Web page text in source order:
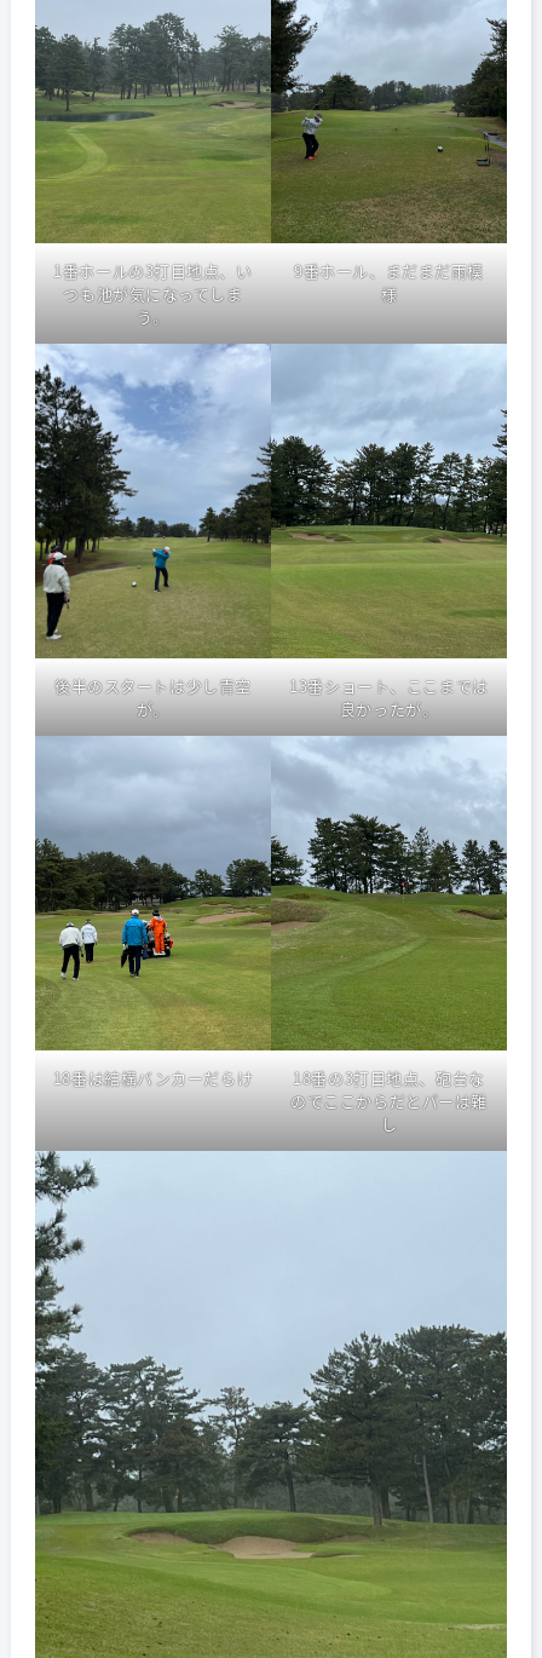
1番ホールの3打目地点、い
つも池が気になってしま
う。
9番ホール、まだまだ雨模
様
後半のスタートは少し青空
が。
13番ショート、ここまでは
良かったが。
18番は結構バンカーだらけ
18番の3打目地点、砲台な
のでここからだとパーは難
し